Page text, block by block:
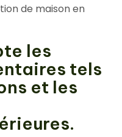
de maison en
les
tels
et les